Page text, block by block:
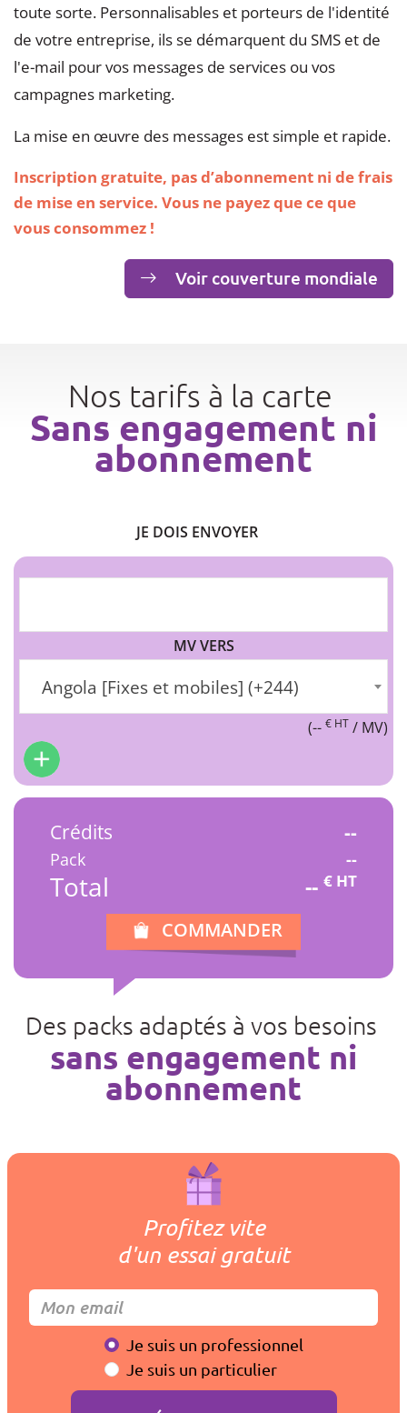
toute sorte. Personnalisables et porteurs de l'identité
de votre entreprise, ils se démarquent du SMS et de
l'e-mail pour vos messages de services ou vos
campagnes marketing.
La mise en œuvre des messages est simple et rapide.
Inscription gratuite, pas d’abonnement ni de frais
de mise en service. Vous ne payez que ce que
vous consommez !
Voir couverture mondiale
Nos tarifs à la carte
Sans engagement ni
abonnement
JE DOIS ENVOYER
MV VERS
Angola [Fixes et mobiles] (+244)
(-- € HT / MV)
Crédits --
Pack --
Total -- € HT
COMMANDER
Des packs adaptés à vos besoins
sans engagement ni
abonnement
Profitez vite
d'un essai gratuit
Je suis un professionnel
Je suis un particulier